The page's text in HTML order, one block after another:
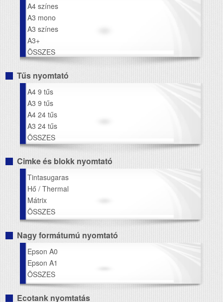
A4 színes
A3 mono
A3 színes
A3+
ÖSSZES
Tűs nyomtató
A4 9 tűs
A3 9 tűs
A4 24 tűs
A3 24 tűs
ÖSSZES
Cimke és blokk nyomtató
Tintasugaras
Hő / Thermal
Mátrix
ÖSSZES
Nagy formátumú nyomtató
Epson A0
Epson A1
ÖSSZES
Ecotank nyomtatás